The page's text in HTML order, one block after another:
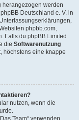
herangezogen werden
Deutschland e. V. in
phpbb.com,
Falls du phpBB Limited
die Softwarenutzung
höchstens eine knappe
nutzen, wenn die
Team“ verwenden.